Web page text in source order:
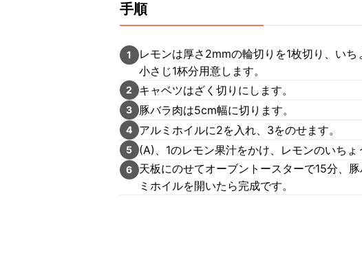
手順
1
レモンは厚さ2mmの輪切りを1枚切り、い
小さじ1杯分用意します。
2 キャベツはざく切りにします。
3 豚バラ肉は5cm幅に切ります。
4 アルミホイルに2を入れ、3をのせます。
5 (A)、1のレモン果汁をかけ、レモンのいちょ
6
天板にのせてオーブントースターで15分、
ミホイルを開いたら完成です。